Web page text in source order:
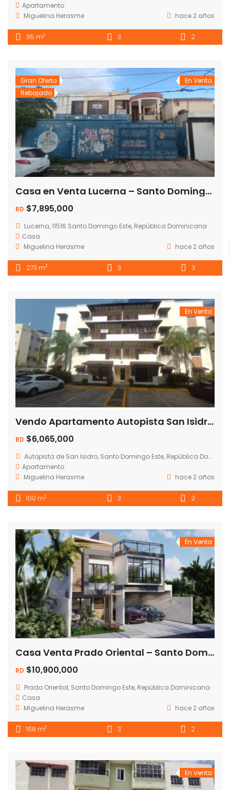
Apartamento
Miguelina Herasme
hace 2 años
95 m2 3 2
Gran Oferta
Rebajado
En Venta
Casa en Venta Lucerna – Santo Domingo Este RD$9.288.000 · Disponible
RD $7,895,000
Lucerna, 11516 Santo Domingo Este, República Dominicana
Casa
Miguelina Herasme
hace 2 años
273 m2 3 3
En Venta
Vendo Apartamento Autopista San Isidro-Palmera Oriental
RD $6,065,000
Autopista de San Isidro, Santo Domingo Este, República Dominicana
Apartamento
Miguelina Herasme
hace 2 años
100 m2 3 2
En Venta
Casa Venta Prado Oriental – Santo Domingo Este
RD $10,900,000
Prado Oriental, Santo Domingo Este, República Dominicana
Casa
Miguelina Herasme
hace 2 años
168 m2 3 2
En Venta